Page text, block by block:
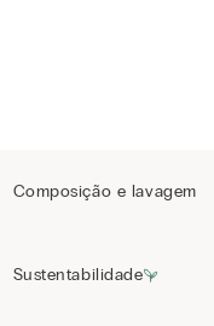
Composição e lavagem
Sustentabilidade